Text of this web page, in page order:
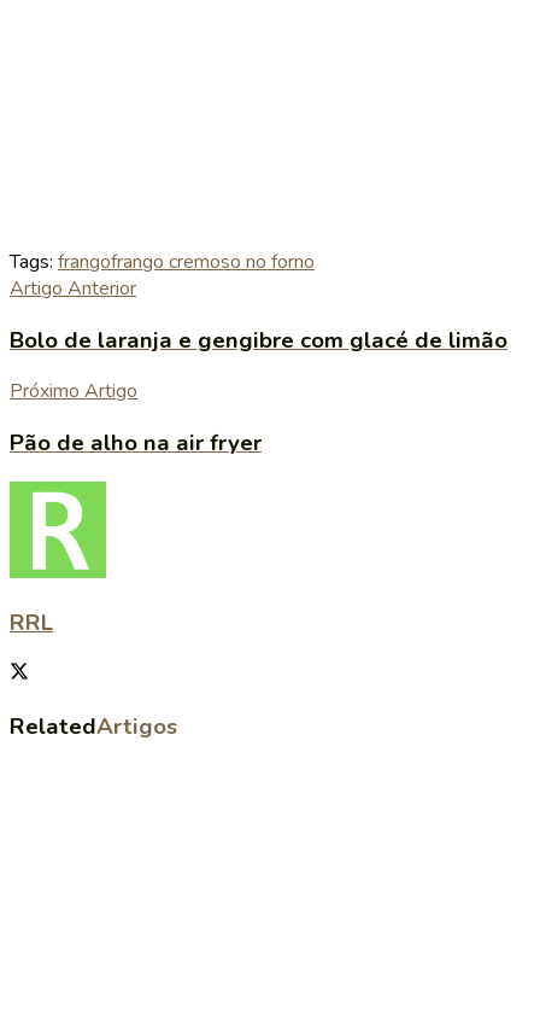
Tags: frangofrango cremoso no forno
Artigo Anterior
Bolo de laranja e gengibre com glacé de limão
Próximo Artigo
Pão de alho na air fryer
RRL
RelatedArtigos